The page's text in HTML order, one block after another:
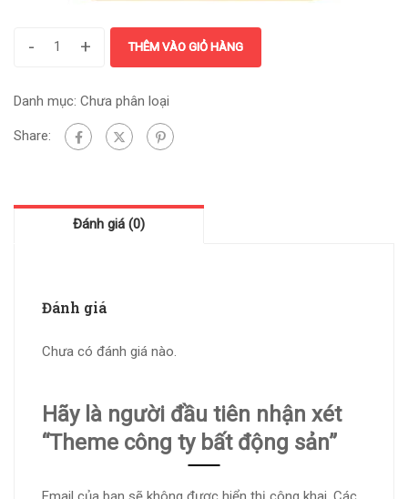
- + THÊM VÀO GIỎ HÀNG
Danh mục: Chưa phân loại
Share:
Đánh giá (0)
Đánh giá
Chưa có đánh giá nào.
Hãy là người đầu tiên nhận xét
“Theme công ty bất động sản”